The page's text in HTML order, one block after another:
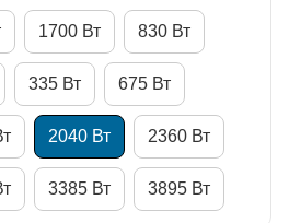
1700 Вт 830 Вт
335 Вт 675 Вт
2040 Вт 2360 Вт
3385 Вт 3895 Вт